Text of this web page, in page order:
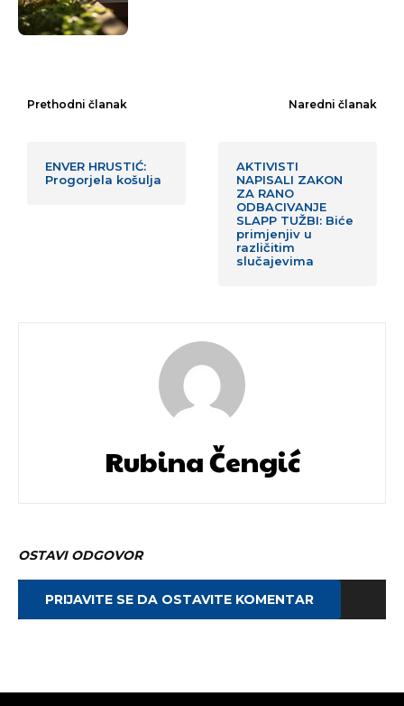
Prethodni članak
ENVER HRUSTIĆ:
Progorjela košulja
Naredni članak
AKTIVISTI
NAPISALI ZAKON
ZA RANO
ODBACIVANJE
SLAPP TUŽBI: Biće
primjenjiv u
različitim
slučajevima
Rubina Čengić
OSTAVI ODGOVOR
PRIJAVITE SE DA OSTAVITE KOMENTAR